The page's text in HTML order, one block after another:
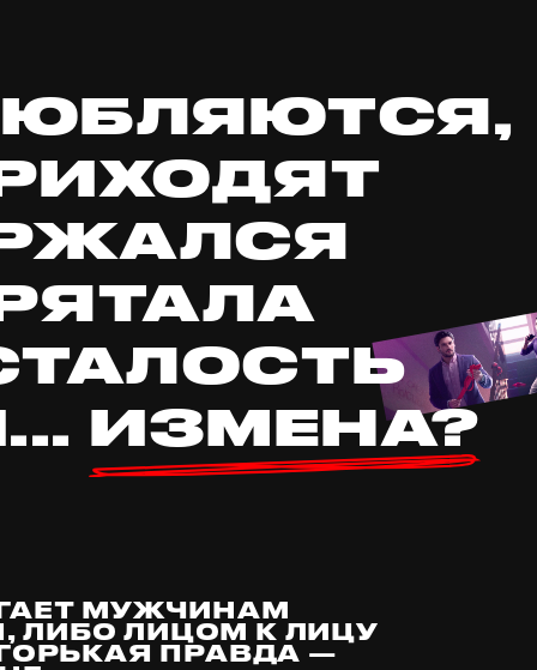
ИЗМЕНА?
МУЖЧИНАМ
ЛИБО ЛИЦОМ К ЛИЦУ
ПРАВДА —